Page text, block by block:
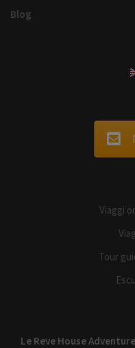
Blog
Viaggi
Tour
Le Reve House